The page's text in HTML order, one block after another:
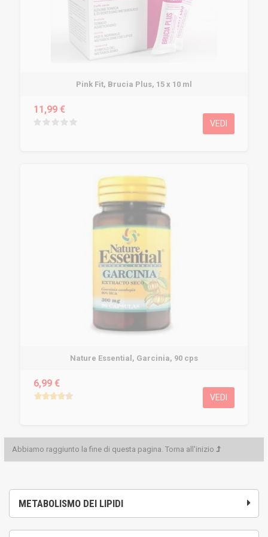
METABOLISMO DEI LIPIDI
Pink Fit, Brucia Plus, 15 x 10 ml
11,99 €
VEDI
Nature Essential, Garcinia, 90 cps
6,99 €
VEDI
Abbiamo raggiunto la fine di questa pagina. Torna all'inizio